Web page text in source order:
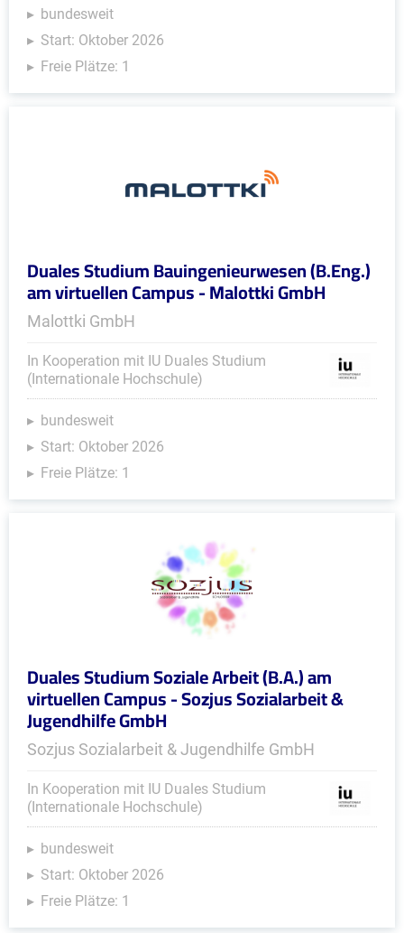
bundesweit
Start: Oktober 2026
Freie Plätze: 1
Duales Studium Bauingenieurwesen (B.Eng.)
am virtuellen Campus - Malottki GmbH
Malottki GmbH
In Kooperation mit IU Duales Studium
(Internationale Hochschule)
bundesweit
Start: Oktober 2026
Freie Plätze: 1
Duales Studium Soziale Arbeit (B.A.) am
virtuellen Campus - Sozjus Sozialarbeit &
Jugendhilfe GmbH
Sozjus Sozialarbeit & Jugendhilfe GmbH
In Kooperation mit IU Duales Studium
(Internationale Hochschule)
bundesweit
Start: Oktober 2026
Freie Plätze: 1